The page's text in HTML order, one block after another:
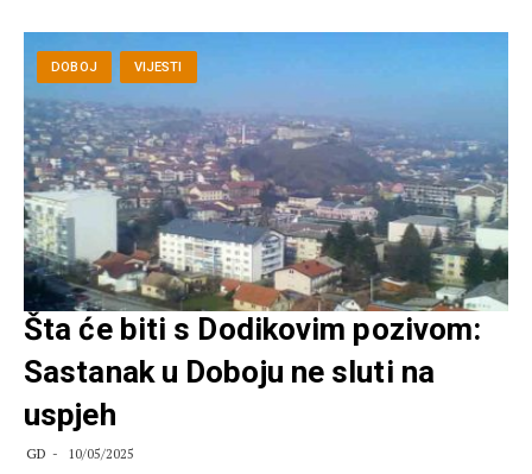
DOBOJ VIJESTI
Šta će biti s Dodikovim pozivom:
Sastanak u Doboju ne sluti na
uspjeh
GD 10/05/2025